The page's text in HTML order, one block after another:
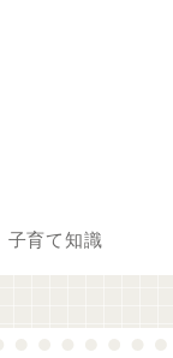
子育て知識